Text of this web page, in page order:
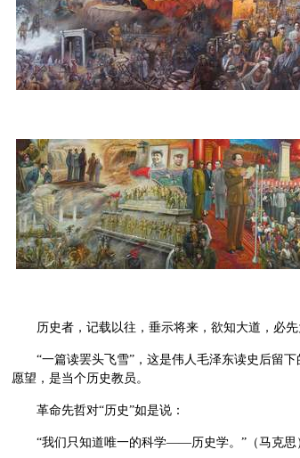
历史者，记载以往，垂示将来，欲知大道，必先
“一篇读罢头飞雪”，这是伟人毛泽东读史后留
愿望，是当个历史教员。
革命先哲对“历史”如是说：
“我们只知道唯一的科学——历史学。”（马克思